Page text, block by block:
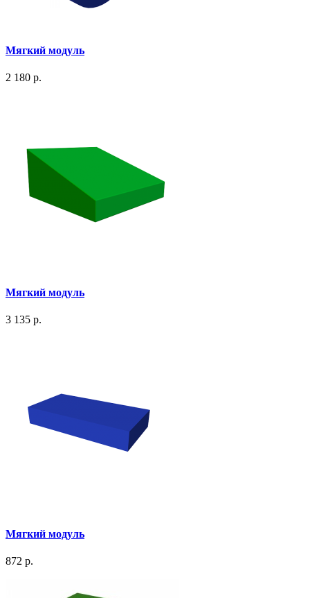
Мягкий модуль
2 180 р.
Мягкий модуль
3 135 р.
Мягкий модуль
872 р.